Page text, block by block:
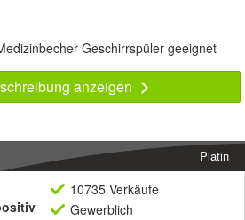
Geschirrspüler geeignet
anzeigen
Platin
10735 Verkäufe
Gewerblich